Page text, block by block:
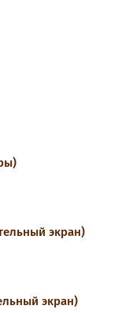
экран)
экран)